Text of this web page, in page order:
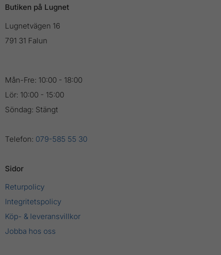
Butiken på Lugnet
Lugnetvägen 16
791 31 Falun
Mån-Fre: 10:00 - 18:00
Lör: 10:00 - 15:00
Söndag: Stängt
Telefon: 079-585 55 30
Sidor
Returpolicy
Integritetspolicy
Köp- & leveransvillkor
Jobba hos oss